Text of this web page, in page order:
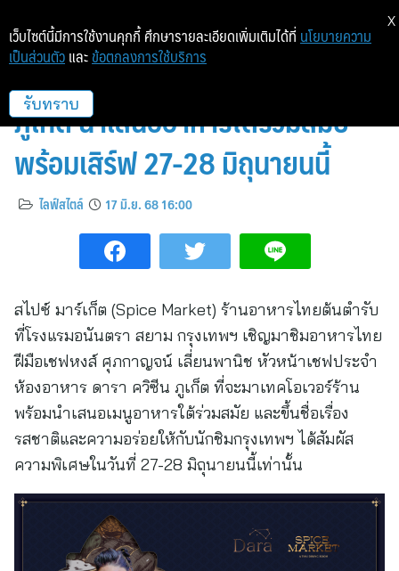
สไปซ์ มาร์เก็ต ร่วมกับ ดารา ควิซีน
ภูเก็ต นำเสนออาหารใต้ร่วมสมัย
พร้อมเสิร์ฟ 27-28 มิถุนายนนี้
ไลฟ์สไตล์ 17 มิ.ย. 68 16:00
สไปซ์ มาร์เก็ต (Spice Market) ร้านอาหารไทยต้นตำรับ
ที่โรงแรมอนันตรา สยาม กรุงเทพฯ เชิญมาชิมอาหารไทย
ฝีมือเชฟหงส์ ศุภกาญจน์ เลี่ยนพานิช หัวหน้าเชฟประจำ
ห้องอาหาร ดารา ควิซีน ภูเก็ต ที่จะมาเทคโอเวอร์ร้าน
พร้อมนำเสนอเมนูอาหารใต้ร่วมสมัย และขึ้นชื่อเรื่อง
รสชาติและความอร่อยให้กับนักชิมกรุงเทพฯ ได้สัมผัส
ความพิเศษในวันที่ 27-28 มิถุนายนนี้เท่านั้น
เว็บไซต์นี้มีการใช้งานคุกกี้ ศึกษารายละเอียดเพิ่มเติมได้ที่ นโยบายความ
เป็นส่วนตัว และ ข้อตกลงการใช้บริการ
รับทราบ
X